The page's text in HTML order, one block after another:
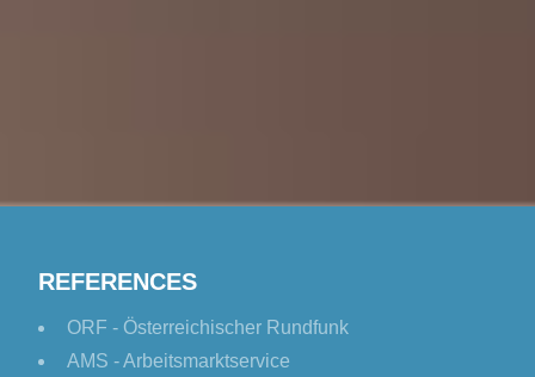
REFERENCES
ORF - Österreichischer Rundfunk
AMS - Arbeitsmarktservice